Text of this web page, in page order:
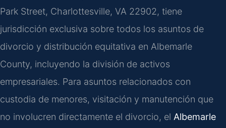
Park Street, Charlottesville, VA 22902, tiene
jurisdicción exclusiva sobre todos los asuntos de
divorcio y distribución equitativa en Albemarle
County, incluyendo la división de activos
empresariales. Para asuntos relacionados con
custodia de menores, visitación y manutención que
no involucren directamente el divorcio, el Albemarle